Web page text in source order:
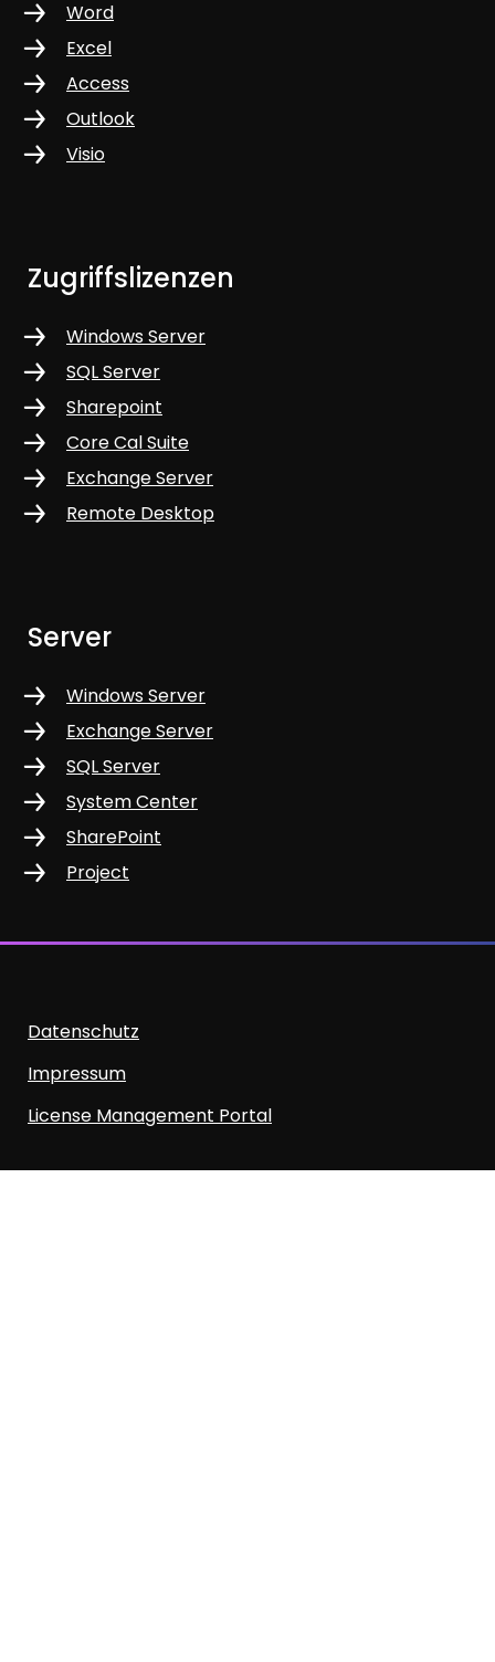
Word
Excel
Access
Outlook
Visio
Zugriffslizenzen
Windows Server
SQL Server
Sharepoint
Core Cal Suite
Exchange Server
Remote Desktop
Server
Windows Server
Exchange Server
SQL Server
System Center
SharePoint
Project
Datenschutz
Impressum
License Management Portal